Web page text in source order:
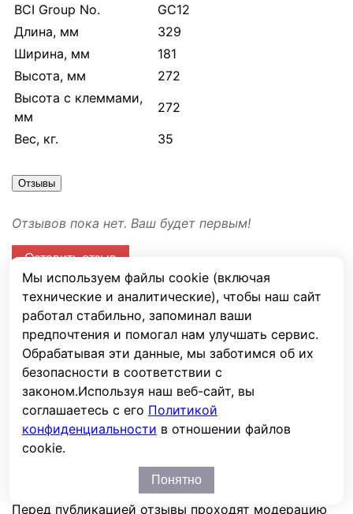
Мы используем файлы cookie (включая
технические и аналитические), чтобы наш сайт
работал стабильно, запоминал ваши
предпочтения и помогал нам улучшать сервис.
Обрабатывая эти данные, мы заботимся об их
безопасности в соответствии с
законом.Используя наш веб-сайт, вы
соглашаетесь с его Политикой
конфиденциальности в отношении файлов
cookie.
Понятно
BCI Group No.
GC12
Длина, мм
329
Ширина, мм
181
Высота, мм
272
Высота с клеммами,
мм
272
Вес, кг.
35
Отзывы
Отзывов пока нет. Ваш будет первым!
Оставить отзыв
Ваша оценка
Имя
E-mail
Сообщение
Капча
Перед публикацией отзывы проходят модерацию